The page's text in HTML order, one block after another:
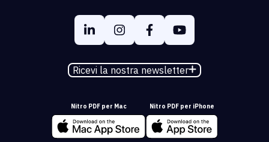
Ricevi la nostra newsletter
Nitro PDF per Mac Nitro PDF per iPhone